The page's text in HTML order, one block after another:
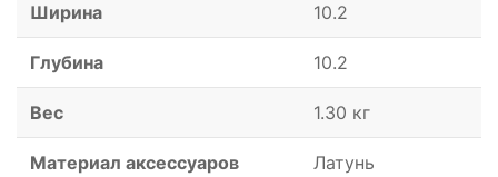
Ширина 10.2
Глубина 10.2
Вес 1.30 кг
Материал аксессуаров
Латунь